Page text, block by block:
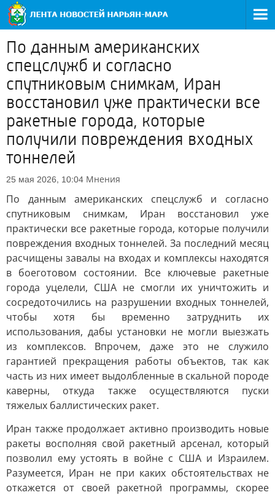
По данным американских
спецслужб и согласно
спутниковым снимкам, Иран
восстановил уже практически все
ракетные города, которые
получили повреждения входных
тоннелей
25 мая 2026, 10:04 Мнения
По данным американских спецслужб и согласно
спутниковым снимкам, Иран восстановил уже
практически все ракетные города, которые получили
повреждения входных тоннелей. За последний месяц
расчищены завалы на входах и комплексы находятся
в боеготовом состоянии. Все ключевые ракетные
города уцелели, США не смогли их уничтожить и
сосредоточились на разрушении входных тоннелей,
чтобы хотя бы временно затруднить их
использования, дабы установки не могли выезжать
из комплексов. Впрочем, даже это не служило
гарантией прекращения работы объектов, так как
часть из них имеет выдолбленные в скальной породе
каверны, откуда также осуществляются пуски
тяжелых баллистических ракет.
Иран также продолжает активно производить новые
ракеты восполняя свой ракетный арсенал, который
позволил ему устоять в войне с США и Израилем.
Разумеется, Иран не при каких обстоятельствах не
откажется от своей ракетной программы, скорее